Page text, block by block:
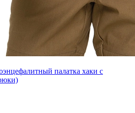
палатка хаки с